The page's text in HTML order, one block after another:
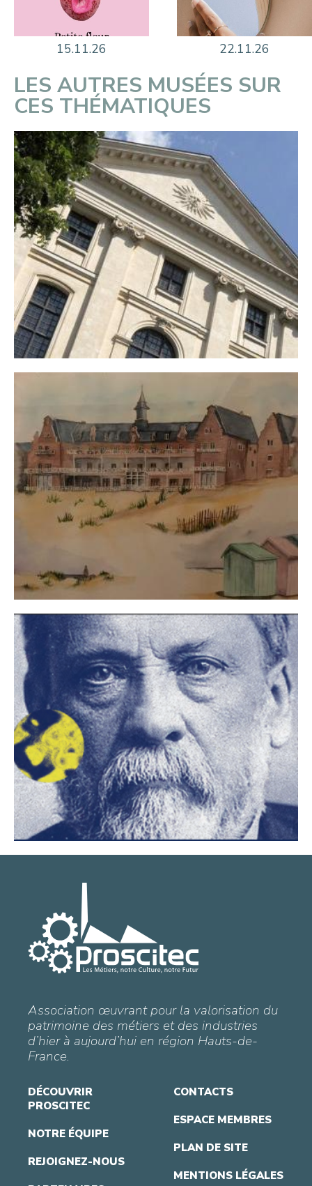
15.11.26 22.11.26
LES AUTRES MUSÉES SUR
CES THÉMATIQUES
Association œuvrant pour la valorisation du
patrimoine des métiers et des industries
d’hier à aujourd’hui en région Hauts-de-
France.
DÉCOUVRIR
PROSCITEC
NOTRE ÉQUIPE
REJOIGNEZ-NOUS
CONTACTS
ESPACE MEMBRES
PLAN DE SITE
MENTIONS LÉGALES